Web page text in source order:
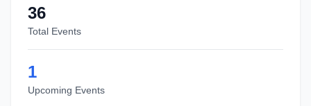
36
Total Events
1
Upcoming Events